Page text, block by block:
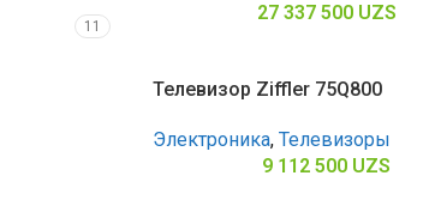
11
27 337 500 UZS
Телевизор Ziffler 75Q800
Электроника, Телевизоры
9 112 500 UZS